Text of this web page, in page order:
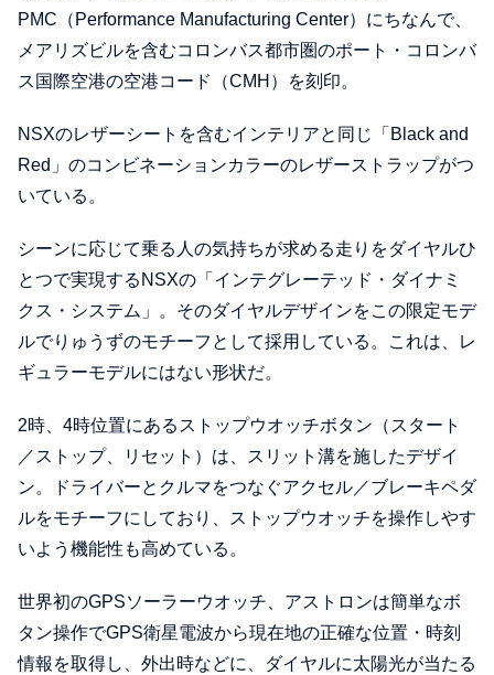
PMC（Performance Manufacturing Center）にちなんで、
メアリズビルを含むコロンバス都市圏のポート・コロンバ
ス国際空港の空港コード（CMH）を刻印。
NSXのレザーシートを含むインテリアと同じ「Black and
Red」のコンビネーションカラーのレザーストラップがつ
いている。
シーンに応じて乗る人の気持ちが求める走りをダイヤルひ
とつで実現するNSXの「インテグレーテッド・ダイナミ
クス・システム」。そのダイヤルデザインをこの限定モデ
ルでりゅうずのモチーフとして採用している。これは、レ
ギュラーモデルにはない形状だ。
2時、4時位置にあるストップウオッチボタン（スタート
／ストップ、リセット）は、スリット溝を施したデザイ
ン。ドライバーとクルマをつなぐアクセル／ブレーキペダ
ルをモチーフにしており、ストップウオッチを操作しやす
いよう機能性も高めている。
世界初のGPSソーラーウオッチ、アストロンは簡単なボ
タン操作でGPS衛星電波から現在地の正確な位置・時刻
情報を取得し、外出時などに、ダイヤルに太陽光が当たる